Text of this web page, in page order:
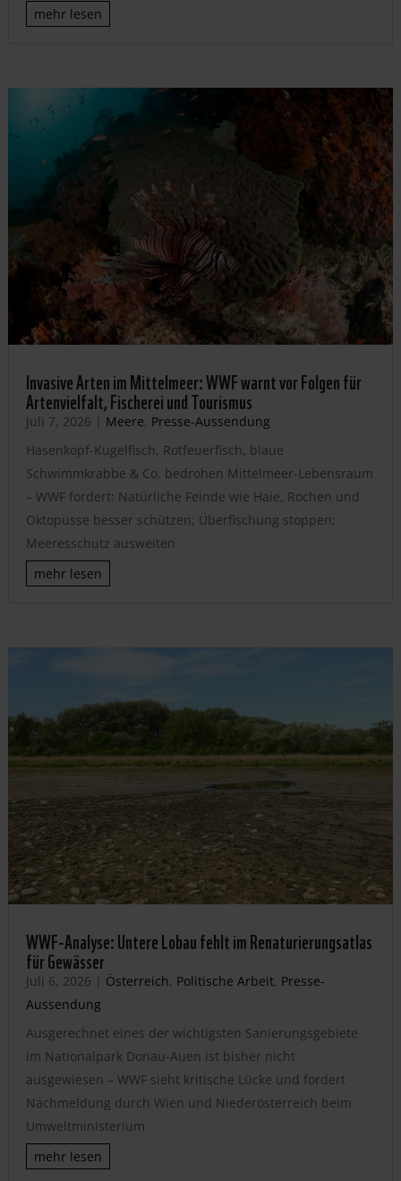
mehr lesen
Invasive Arten im Mittelmeer: WWF warnt vor Folgen für
Artenvielfalt, Fischerei und Tourismus
Juli 7, 2026 | Meere, Presse-Aussendung
Hasenkopf-Kugelfisch, Rotfeuerfisch, blaue
Schwimmkrabbe & Co. bedrohen Mittelmeer-Lebensraum
– WWF fordert: Natürliche Feinde wie Haie, Rochen und
Oktopusse besser schützen; Überfischung stoppen;
Meeresschutz ausweiten
mehr lesen
WWF-Analyse: Untere Lobau fehlt im Renaturierungsatlas
für Gewässer
Juli 6, 2026 | Österreich, Politische Arbeit, Presse-
Aussendung
Ausgerechnet eines der wichtigsten Sanierungsgebiete
im Nationalpark Donau-Auen ist bisher nicht
ausgewiesen – WWF sieht kritische Lücke und fordert
Nachmeldung durch Wien und Niederösterreich beim
Umweltministerium
mehr lesen